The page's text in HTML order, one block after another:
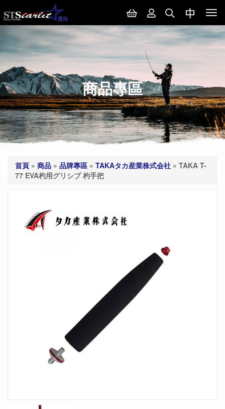
商品專區
首頁 » 商品 » 品牌專區 » TAKAタカ産業株式会社 » TAKA T-
77 EVA杓用グリシブ 杓手把